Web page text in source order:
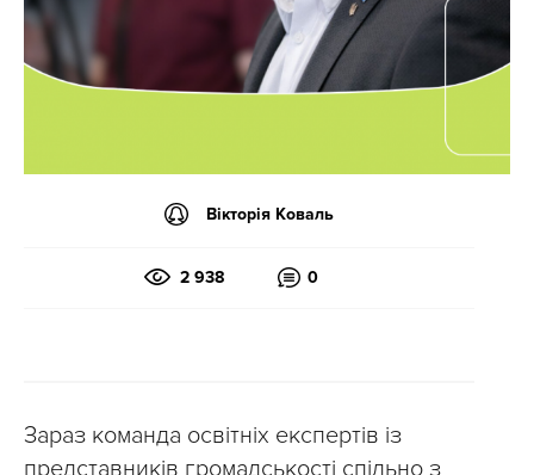
Вікторія Коваль
2 938 0
Зараз команда освітніх експертів із
представників громадськості спільно з